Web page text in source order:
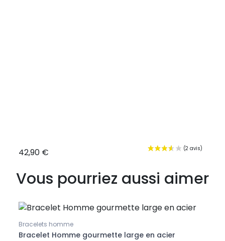
42,90 €
Vous pourriez aussi aimer
Bracelets homme
Bracelet Homme gourmette large en acier